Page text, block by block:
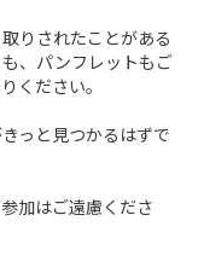
りされたことがある
、パンフレットもご
ください。
っと見つかるはずで
加はご遠慮くださ